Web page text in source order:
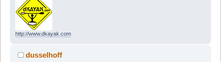
http://www.dkayak.com
dusselhoff